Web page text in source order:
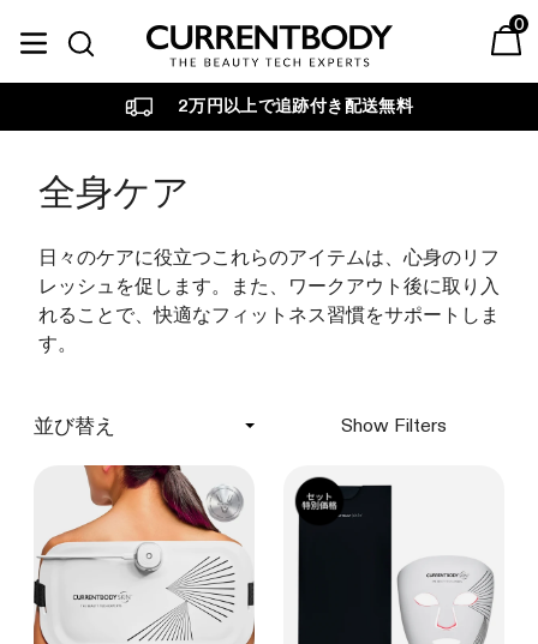
Currentbody JP
0
ベストセラー
マルチライトマスク
LEDネック&デコルテマスク
LED頭皮・頭髪ケアデバイス
光美容パネル
CurrentBody Skin LED レッドライ
トセラピーフェイスマスク: シリー
ズ2
星
5
つ
レビュー
¥77,000
Currentbody Skin
RF ラジオ波デバイス
LED
マルチライトマスク
Currentbody ウェルネス
セット商品
グリーンティーセラム
全ての商品を見る
美容テクノロジー別
ラジオ波
赤外線
PEMF・パルス電磁波
スキンケア
全て見る
目的・お悩み別
エイジング
引き締め・たるみ
ニキビ・吹き出物
赤み・ゆらぎ肌
発毛・薄毛治療
ボディケア
全身ケア
カレントボディについて
ビューティーテックジャ
ーナル
点から調査、レビューし、
詳しくご紹介します。
詳しく見る
ケアのあり方を革新してき
ました。
詳しく見る
私たちが追求するのは確か
な結果です。私たちのデバ
イスは、目に見える美しさ
を素早く引き出すために設
計されています。
詳しく見る
独立した臨床試験で確認さ
ください。
2万円以上で追跡付き配送無料
全身ケア
日々のケアに役立つこれらのアイテムは、心身のリフ
レッシュを促します。また、ワークアウト後に取り入
れることで、快適なフィットネス習慣をサポートしま
す。
Show Filters